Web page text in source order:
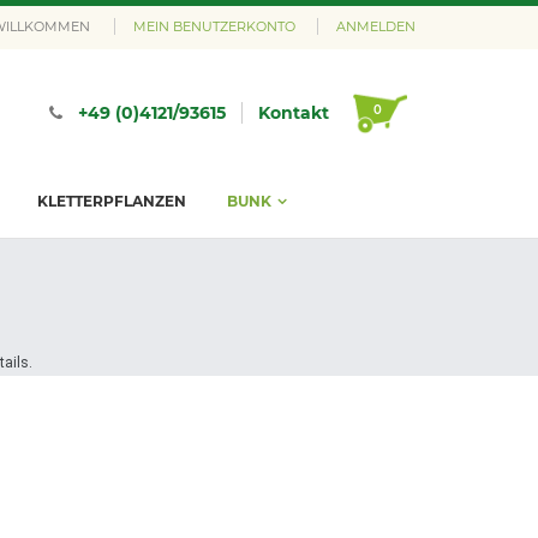
MEIN BENUTZERKONTO ANMELDEN
+49 (0)4121/93615 Kontakt 0
KLETTERPFLANZEN BUNK